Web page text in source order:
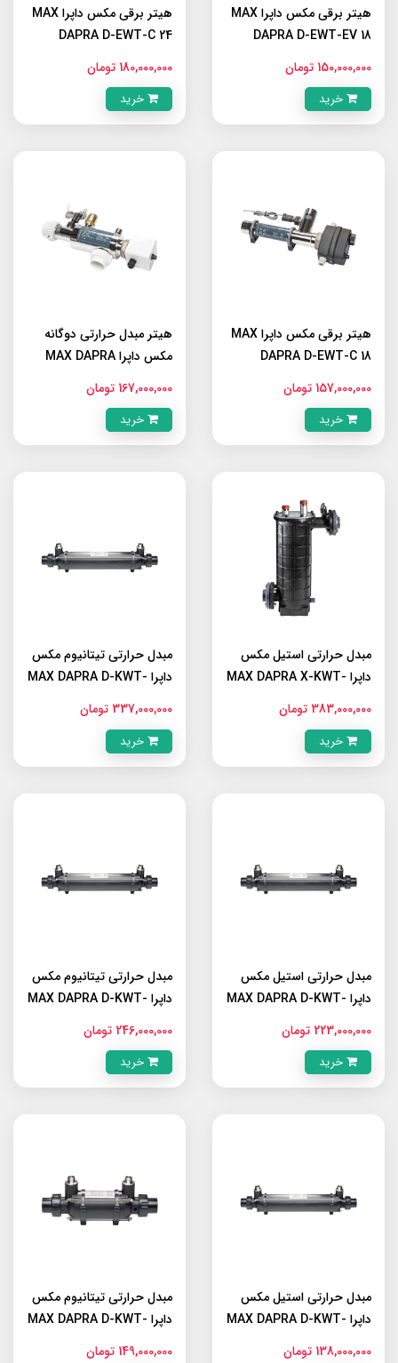
هیتر برقی مکس داپرا MAX
DAPRA D-EWT-EV 18
150,000,000 تومان
خرید
هیتر برقی مکس داپرا MAX
DAPRA D-EWT-C 24
180,000,000 تومان
خرید
هیتر برقی مکس داپرا MAX
DAPRA D-EWT-C 18
157,000,000 تومان
خرید
هیتر مبدل حرارتی دوگانه
مکس داپرا MAX DAPRA
E5WX-230V
167,000,000 تومان
خرید
مبدل حرارتی استیل مکس
داپرا MAX DAPRA X-KWT-
AISI 161
383,000,000 تومان
خرید
مبدل حرارتی تیتانیوم مکس
داپرا MAX DAPRA D-KWT-
337,000,000 تومان
خرید
مبدل حرارتی استیل مکس
داپرا MAX DAPRA D-KWT-
AISI 105
223,000,000 تومان
خرید
مبدل حرارتی تیتانیوم مکس
داپرا MAX DAPRA D-KWT-
246,000,000 تومان
خرید
مبدل حرارتی استیل مکس
داپرا MAX DAPRA D-KWT-
AISI 85
138,000,000 تومان
مبدل حرارتی تیتانیوم مکس
داپرا MAX DAPRA D-KWT-
149,000,000 تومان